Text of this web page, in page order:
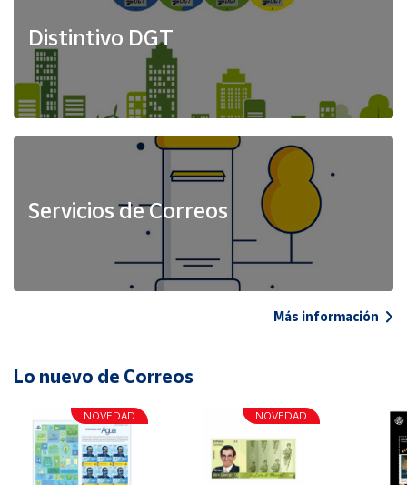
Distintivo DGT
Servicios de Correos
Más información
Lo nuevo de Correos
NOVEDAD NOVEDAD